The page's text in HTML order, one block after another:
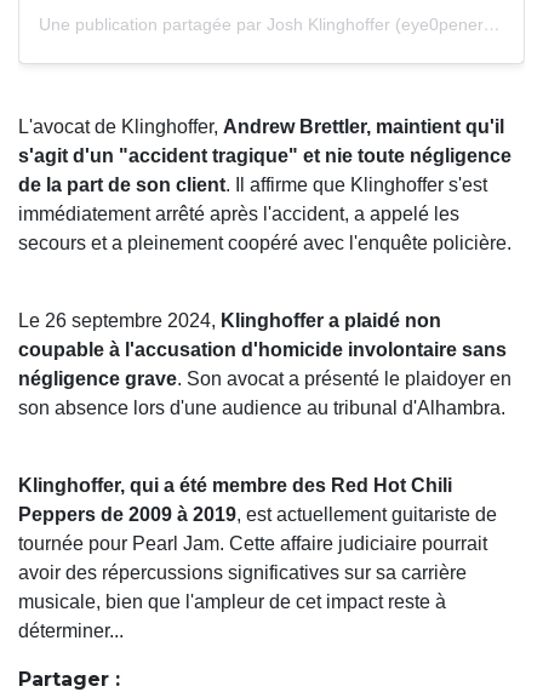
Une publication partagée par Josh Klinghoffer (eye0pener) (@eye0pener)
L'avocat de Klinghoffer, Andrew Brettler, maintient qu'il
s'agit d'un "accident tragique" et nie toute négligence
de la part de son client. Il affirme que Klinghoffer s'est
immédiatement arrêté après l'accident, a appelé les
secours et a pleinement coopéré avec l'enquête policière.
Le 26 septembre 2024, Klinghoffer a plaidé non
coupable à l'accusation d'homicide involontaire sans
négligence grave. Son avocat a présenté le plaidoyer en
son absence lors d'une audience au tribunal d'Alhambra.
Klinghoffer, qui a été membre des Red Hot Chili
Peppers de 2009 à 2019, est actuellement guitariste de
tournée pour Pearl Jam. Cette affaire judiciaire pourrait
avoir des répercussions significatives sur sa carrière
musicale, bien que l'ampleur de cet impact reste à
déterminer...
Partager :